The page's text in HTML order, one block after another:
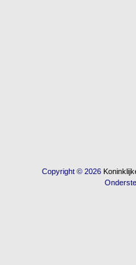
Copyright © 2026